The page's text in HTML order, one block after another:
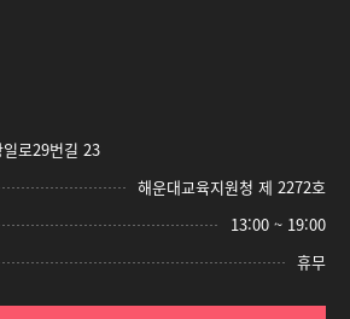
로29번길 23
해운대교육지원청 제 2272호
13:00 ~ 19:00
휴무